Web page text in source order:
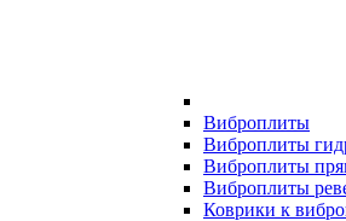
Виброплиты
Виброплиты
Виброплиты
Виброплиты
Коврики к